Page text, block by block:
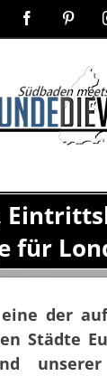
Facebook
für
der
Städte
unserer